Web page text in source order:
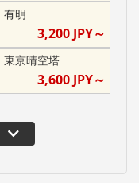
有明
3,200 JPY～
東京晴空塔
3,600 JPY～